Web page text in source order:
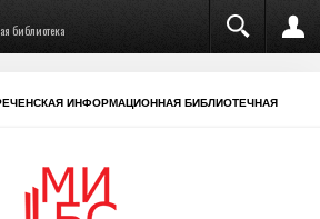
библиотека
ИНФОРМАЦИОННАЯ БИБЛИОТЕЧНАЯ